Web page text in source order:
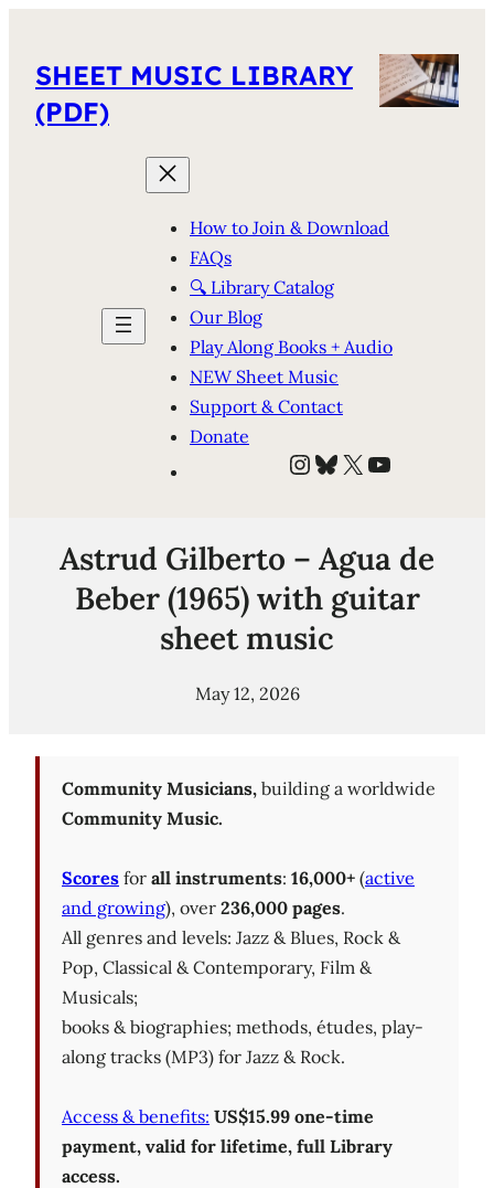
SHEET MUSIC LIBRARY
(PDF)
How to Join & Download
FAQs
🔍 Library Catalog
Our Blog
Play Along Books + Audio
NEW Sheet Music
Support & Contact
Donate
Instagram
Bluesky
X YouTube
Astrud Gilberto – Agua de
Beber (1965) with guitar
sheet music
May 12, 2026
Community Musicians, building a worldwide
Community Music.
Scores for all instruments: 16,000+ (active
and growing), over 236,000 pages.
All genres and levels: Jazz & Blues, Rock &
Pop, Classical & Contemporary, Film &
Musicals;
books & biographies; methods, études, play-
along tracks (MP3) for Jazz & Rock.
Access & benefits: US$15.99 one-time
payment, valid for lifetime, full Library
access.